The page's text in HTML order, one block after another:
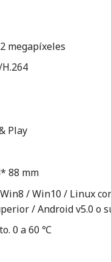
megapíxeles
Play
88 mm
/ Win10 / Linux
/ Android v5.0 o
0 a 60 ℃